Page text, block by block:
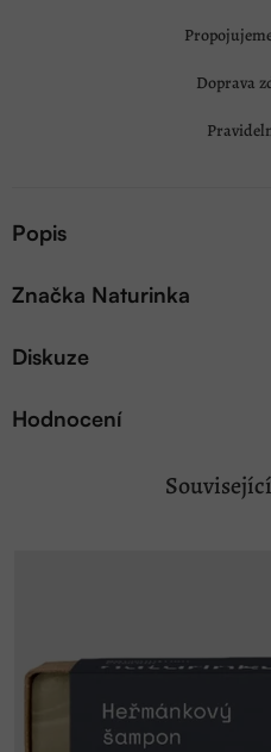
Doprava
Popis
Značka Naturinka
Diskuze
Hodnocení